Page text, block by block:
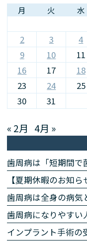
月 火 水
2
3 4
9
10 11
16
17 18
23
24 25
30
31
« 2月 4月 »